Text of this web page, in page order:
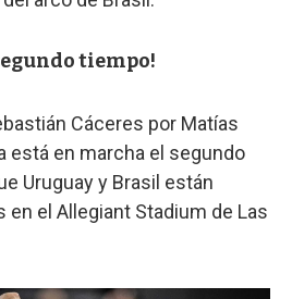
tiempo!
Cáceres por Matías
está en marcha el segundo
Uruguay y Brasil están
en el Allegiant Stadium de Las